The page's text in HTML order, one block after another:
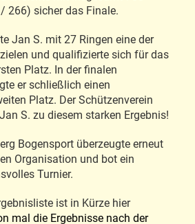
266) sicher das Finale.
Jan S. mit 27 Ringen eine der
und qualifizierte sich für das
Platz. In der finalen
er schließlich einen
Platz. Der Schützenverein
S. zu diesem starken Ergebnis!
Bogensport überzeugte erneut
Organisation und bot ein
Turnier.
ist in Kürze hier
mal die Ergebnisse nach der